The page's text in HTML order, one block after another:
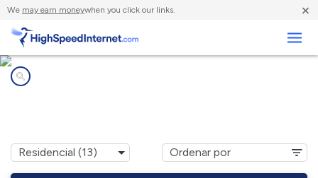
We may earn moneywhen you click our links. ×